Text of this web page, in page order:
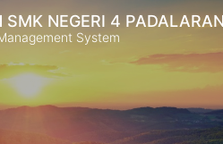
SMK NEGERI 4
System